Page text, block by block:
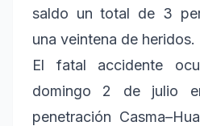
saldo un total de 3
una veintena de heridos.
El fatal accidente
domingo 2 de julio
penetración